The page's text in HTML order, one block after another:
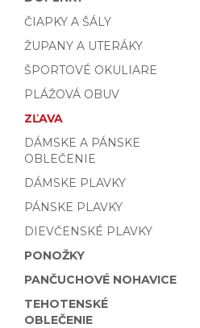
ČIAPKY A ŠÁLY
ŽUPANY A UTERÁKY
ŠPORTOVÉ OKULIARE
PLÁŽOVÁ OBUV
ZĽAVA
DÁMSKE A PÁNSKE
OBLEČENIE
DÁMSKE PLAVKY
PÁNSKE PLAVKY
DIEVČENSKÉ PLAVKY
PONOŽKY
PANČUCHOVÉ NOHAVICE
TEHOTENSKÉ
OBLEČENIE